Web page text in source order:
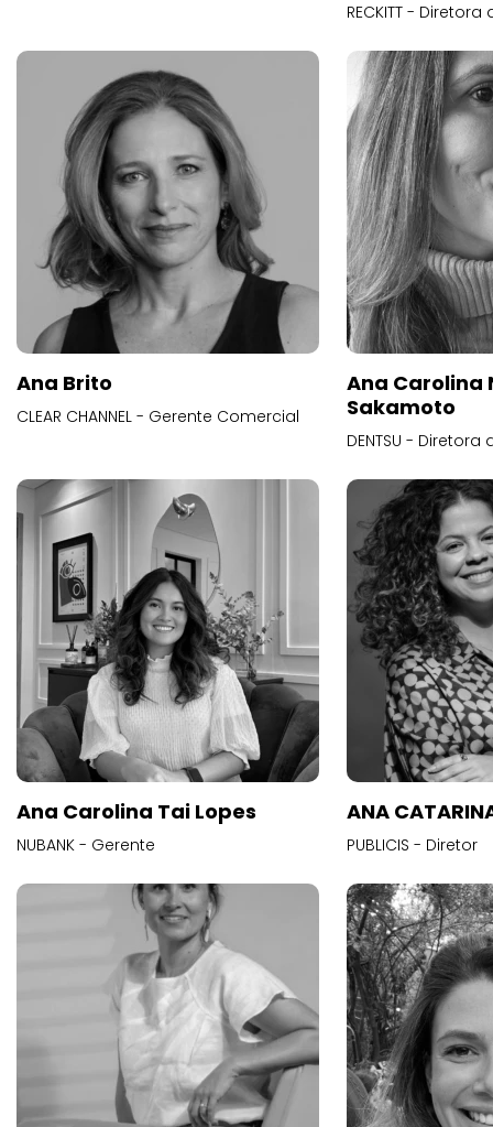
RECKITT -
Ana Brito
CLEAR CHANNEL - Gerente Comercial
Ana Carolina
Sakamoto
DENTSU -
Ana Carolina Tai Lopes
NUBANK - Gerente
ANA
PUBLICIS - Diretor